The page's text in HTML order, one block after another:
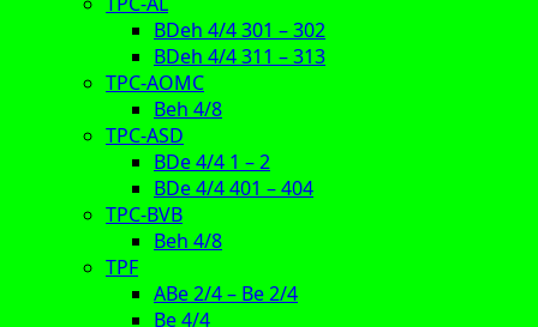
BDeh 4/4 301 – 302
BDeh 4/4 311 – 313
TPC-AOMC
Beh 4/8
TPC-ASD
BDe 4/4 1 – 2
BDe 4/4 401 – 404
TPC-BVB
Beh 4/8
TPF
ABe 2/4 – Be 2/4
Be 4/4